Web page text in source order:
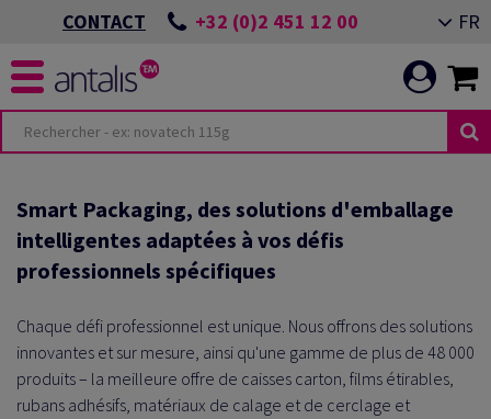
CONTACT +32 (0)2 451 12 00 FR
Smart Packaging, des solutions d'emballage
intelligentes adaptées à vos défis
professionnels spécifiques
Chaque défi professionnel est unique. Nous offrons des solutions
innovantes et sur mesure, ainsi qu'une gamme de plus de 48 000
produits – la meilleure offre de caisses carton, films étirables,
rubans adhésifs, matériaux de calage et de cerclage et